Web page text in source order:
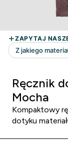
Ręcznik
Mocha
Kompaktowy
dotyku